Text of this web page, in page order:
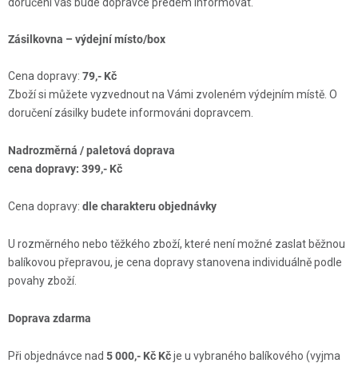
doručení vás bude dopravce předem informovat.
Zásilkovna – výdejní místo/box
Cena dopravy: 79,- Kč
Zboží si můžete vyzvednout na Vámi zvoleném výdejním místě. O
doručení zásilky budete informováni dopravcem.
Nadrozměrná / paletová doprava
cena dopravy: 399,- Kč
Cena dopravy: dle charakteru objednávky
U rozměrného nebo těžkého zboží, které není možné zaslat běžnou
balíkovou přepravou, je cena dopravy stanovena individuálně podle
povahy zboží.
Doprava zdarma
Při objednávce nad 5 000,- Kč Kčje u vybraného balíkového (vyjma